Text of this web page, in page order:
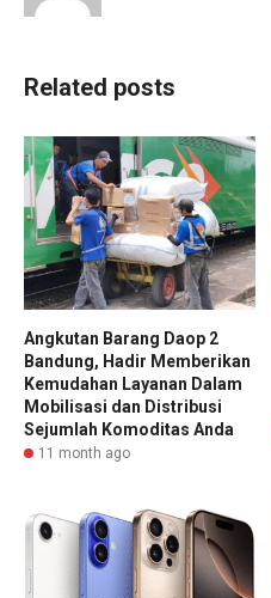
Related posts
Angkutan Barang Daop 2
Bandung, Hadir Memberikan
Kemudahan Layanan Dalam
Mobilisasi dan Distribusi
Sejumlah Komoditas Anda
11 month ago